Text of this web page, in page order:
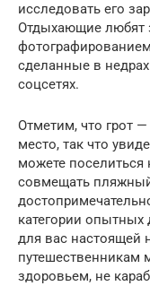
исследовать его
Отдыхающие любят
сделанные в
соцсетях.
Отметим, что грот
место, так что
можете поселиться
совмещать
категории
для вас настоящей
путешественникам
здоровьем, не